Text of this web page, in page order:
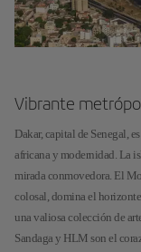
Vibrante
Dakar, capital de Senegal,
africana y modernidad. La
mirada conmovedora. El
colosal, domina el
una valiosa colección de
Sandaga y HLM son el